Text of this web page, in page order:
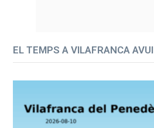
EL TEMPS A VILAFRANCA AVUI